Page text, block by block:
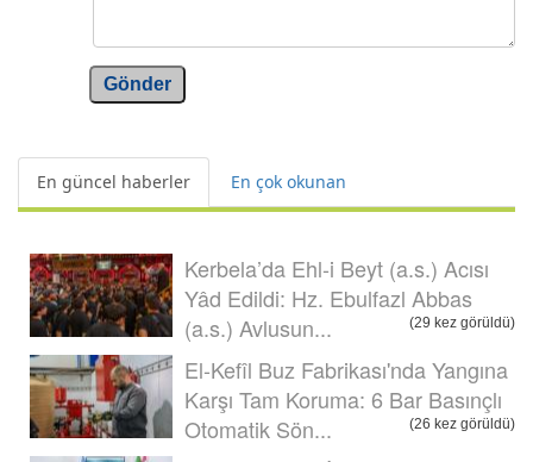
Gönder
En güncel haberler En çok okunan
Kerbela’da Ehl-i Beyt (a.s.) Acısı
Yâd Edildi: Hz. Ebulfazl Abbas
(a.s.) Avlusun...
(29 kez görüldü)
El-Kefîl Buz Fabrikası'nda Yangına
Karşı Tam Koruma: 6 Bar Basınçlı
Otomatik Sön...
(26 kez görüldü)